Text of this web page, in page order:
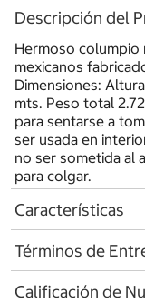
Descripción del
Hermoso
mexicanos
Dimensiones:
mts. Peso total
para sentarse a
ser usada en
no ser sometida al
para colgar.
Características
Términos de
Calificación de